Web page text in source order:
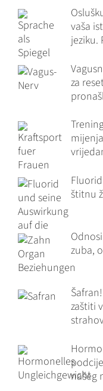
vaša
jeziku.
za
štitnu
zuba,
zaštiti
našeg